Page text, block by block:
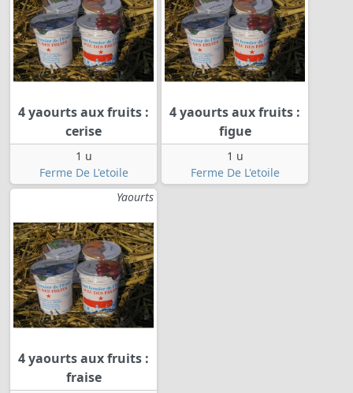
4 yaourts aux fruits :
cerise
1 u
Ferme De L'etoile
4 yaourts aux fruits :
figue
1 u
Ferme De L'etoile
Yaourts
4 yaourts aux fruits :
fraise